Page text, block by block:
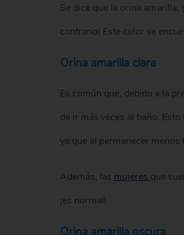
Se dice que la orina
contrario! Este color se
Orina amarilla clara
Es común que, debido a la
de ir más veces al baño.
ya que al permanecer
Además, las mujeres que
¡es normal!